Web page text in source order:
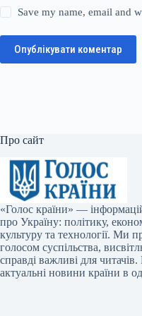
Save my name, email and
Опублікувати коментар
Про сайт
«Голос країни» —
про Україну: політику,
культуру та технології. Ми
голосом суспільства,
справді важливі для
актуальні новини країни в